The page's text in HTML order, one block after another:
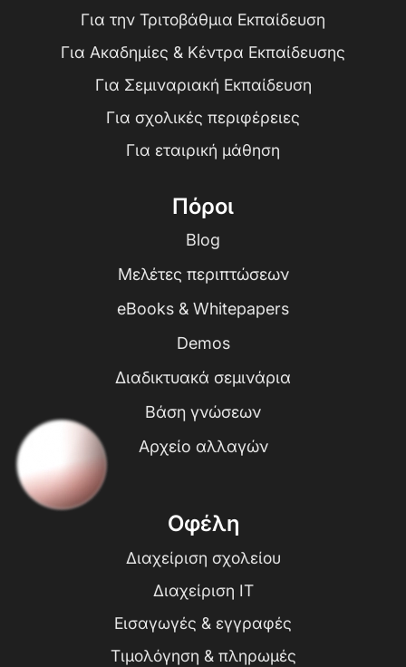
Για την Τριτοβάθμια Εκπαίδευση
Για Ακαδημίες & Κέντρα Εκπαίδευσης
Για Σεμιναριακή Εκπαίδευση
Για σχολικές περιφέρειες
Για εταιρική μάθηση
Πόροι
Blog
Μελέτες περιπτώσεων
eBooks & Whitepapers
Demos
Διαδικτυακά σεμινάρια
Βάση γνώσεων
Αρχείο αλλαγών
Οφέλη
Διαχείριση σχολείου
Διαχείριση IT
Εισαγωγές & εγγραφές
Τιμολόγηση & πληρωμές